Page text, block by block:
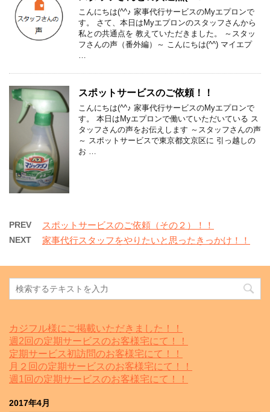
こんにちは(^^♪ 家事代行サービスのMyエプロンで
す。 さて、本日はMyエプロンのスタッフさんから
私との共通点を 教えていただきました。 ～スタッ
フさんの声（番外編）～ こんにちは(^^) マイエプ
…
スポットサービスのご依頼！！
こんにちは(^^♪ 家事代行サービスのMyエプロンで
す。 本日はMyエプロンで働いていただいている ス
タッフさんの声をお伝えします ～スタッフさんの声
～ スポットサービスで東京都文京区に 引っ越しの
お …
PREV スポットサービスのご依頼（その２）！！
NEXT 家事代行スタッフをやりたいと思ったきっかけ！！
カジフル様にご掲載いただきました！！
週2回の定期サービスのお客様宅にて！！
定期サービス初訪問のお客様宅にて！！
月２回の定期サービスのお客様宅にて！！
週1回の定期サービスのお客様宅にて！！
2017年4月